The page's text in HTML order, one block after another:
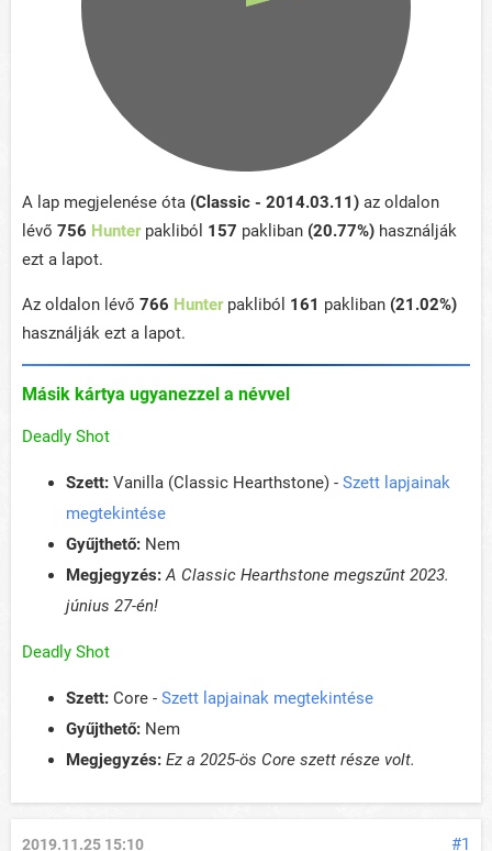
A lap megjelenése óta (Classic - 2014.03.11) az oldalon
lévő 756 Hunterpakliból 157 pakliban (20.77%) használják
ezt a lapot.
Az oldalon lévő 766 Hunterpakliból 161 pakliban (21.02%)
használják ezt a lapot.
Másik kártya ugyanezzel a névvel
Deadly Shot
Szett: Vanilla (Classic Hearthstone) - Szett lapjainak
megtekintése
Gyűjthető: Nem
Megjegyzés: A Classic Hearthstone megszűnt 2023.
június 27-én!
Deadly Shot
Szett: Core - Szett lapjainak megtekintése
Gyűjthető: Nem
Megjegyzés: Ez a 2025-ös Core szett része volt.
#1
2019.11.25 15:10